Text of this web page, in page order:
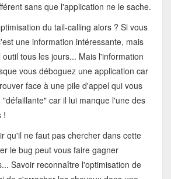
sans que l'application ne le sache.
du tail-calling alors ? Si vous
une information intéressante, mais
tous les jours... Mais l'information
vous déboguez une application car
face à une pile d'appel qui vous
car il lui manque l'une des
!
qu'il ne faut pas chercher dans cette
le bug peut vous faire gagner
Savoir reconnaître l'optimisation de